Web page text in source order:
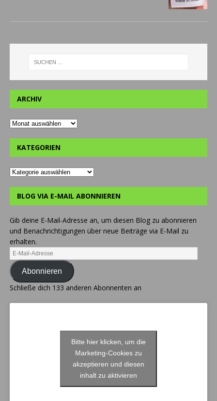
ARCHIV
KATEGORIEN
BLOG VIA E-MAIL ABONNIEREN
Gib deine E-Mail-Adresse an, um diesen Blog zu abonnieren
und Benachrichtigungen über neue Beiträge via E-Mail zu
erhalten.
Abonnieren
Schließe dich 133 anderen Abonnenten an
Bitte hier klicken, um die
Marketing-Cookies zu
akzeptieren und diesen
inhalt zu aktivieren